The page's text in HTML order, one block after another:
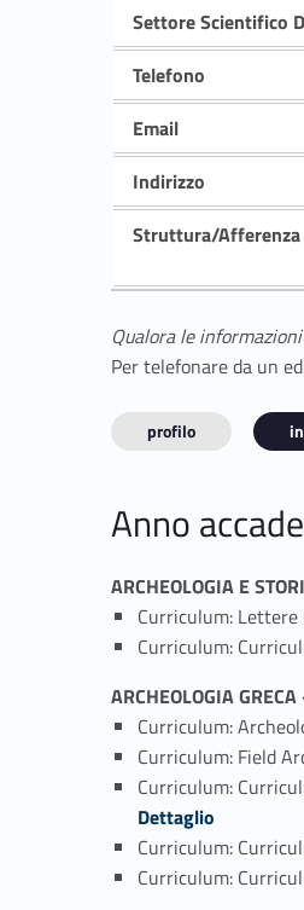
Settore Scientifico
Telefono
Email
Indirizzo
Struttura/Afferenza
Qualora le
Per telefonare da un
profilo
Anno
ARCHEOLOGIA E
Curriculum:
Curriculum:
ARCHEOLOGIA
Curriculum:
Curriculum: Field
Curriculum:
Dettaglio
Curriculum:
Curriculum: